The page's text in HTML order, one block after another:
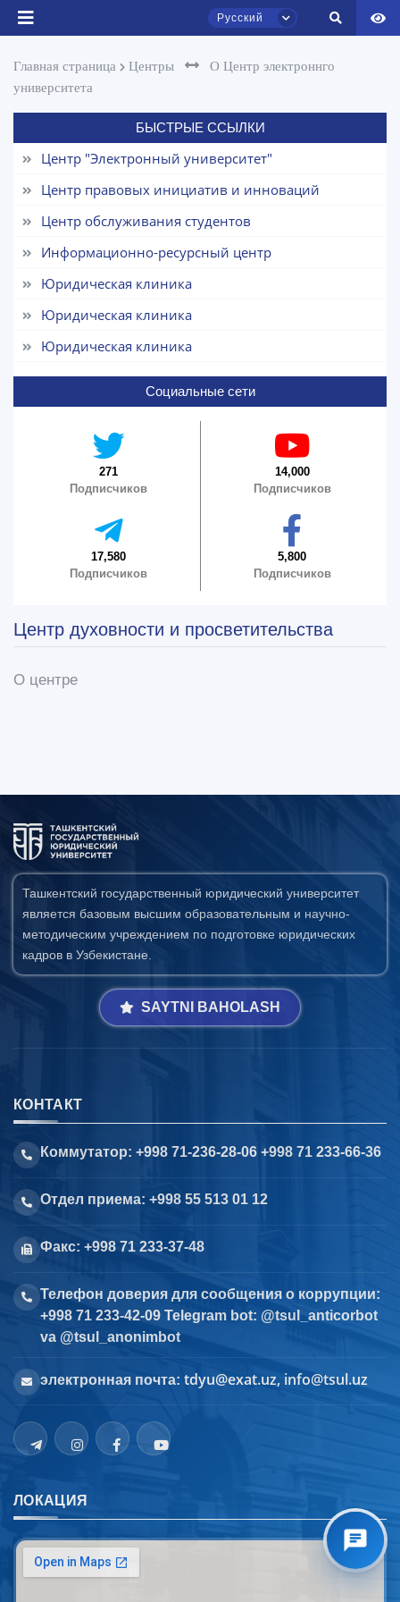
Русский
Главная страница Центры
О Центр электроннго
университета
БЫСТРЫЕ ССЫЛКИ
Центр "Электронный университет"
Центр правовых инициатив и инноваций
Центр обслуживания студентов
Информационно-ресурсный центр
Юридическая клиника
Юридическая клиника
Юридическая клиника
Социальные сети
271
Подписчиков
14,000
Подписчиков
17,580
Подписчиков
5,800
Подписчиков
Центр духовности и просветительства
О центре
Ташкентский государственный юридический университет
является базовым высшим образовательным и научно-
методическим учреждением по подготовке юридических
кадров в Узбекистане.
SAYTNI BAHOLASH
КОНТАКТ
Коммутатор: +998 71-236-28-06 +998 71 233-66-36
Отдел приема: +998 55 513 01 12
Факс: +998 71 233-37-48
Телефон доверия для сообщения о коррупции:
+998 71 233-42-09 Telegram bot: @tsul_anticorbot
va @tsul_anonimbot
электронная почта: tdyu@exat.uz, info@tsul.uz
ЛОКАЦИЯ
Чат приёмной комиссии ТГЮУ
Онлайн
Здравствуйте! Добро пожаловать в чат
приёмной комиссии ТГЮУ.
Оставляйте здесь свои обращения по
вопросам приёма.
Выберите тему — затем появятся
конкретные вопросы:
1. Документы (бакалавр) (5)
4. Собеседование (магистр) (5) 5. Стоимость обучения (2)
6. Онлайн-заявки (15) 7. Колл-центр (4)
✉️ Написать администратору